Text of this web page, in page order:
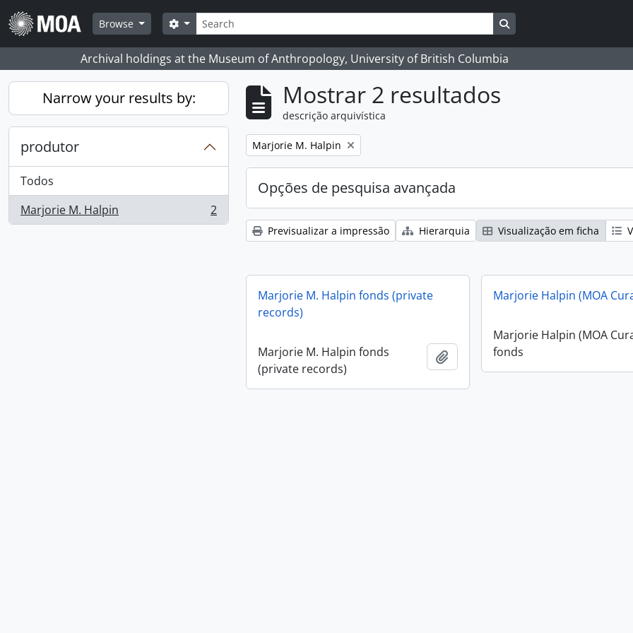
Skip to main content
Browse
Pesquisar
Search options Search in browse page
Archival holdings at the Museum of Anthropology, University of British Columbia
Narrow your results by:
produtor
Todos
Marjorie M. Halpin
, 2 resultados 2
Mostrar 2 resultados
descrição arquivística
Remove filter:
Marjorie M. Halpin
Opções de pesquisa avançada
Previsualizar a impressão Hierarquia Visualização em ficha
Marjorie M. Halpin fonds (private
records)
Marjorie M. Halpin fonds
(private records)
Adicionar à área de transferência
Marjorie Halpin (MOA
Marjorie Halpin (MOA
fonds